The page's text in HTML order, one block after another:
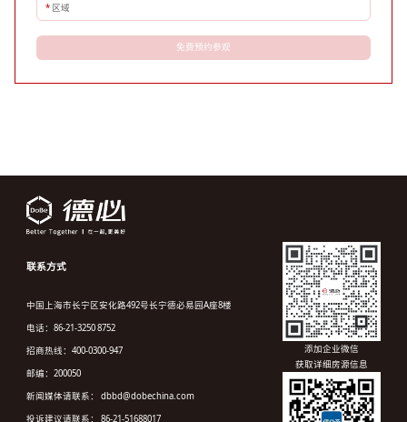
* 区域
免费预约参观
联系方式
中国上海市长宁区安化路492号长宁德必易园A座8楼
电话：86-21-3250 8752
招商热线：400-0300-947
邮编：200050
新闻媒体请联系： dbbd@dobechina.com
投诉建议请联系： 86-21-51688017
添加企业微信
获取详细房源信息